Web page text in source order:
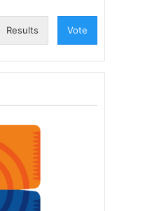
Results Vote